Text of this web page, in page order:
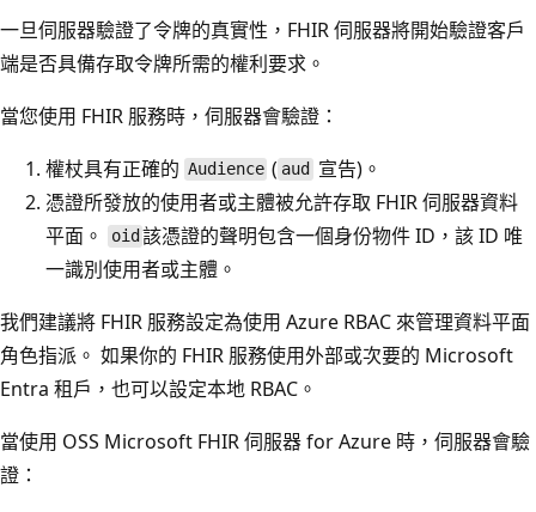
一旦伺服器驗證了令牌的真實性，FHIR 伺服器將開始驗證客戶
端是否具備存取令牌所需的權利要求。
當您使用 FHIR 服務時，伺服器會驗證：
權杖具有正確的 Audience ( aud 宣告)。
憑證所發放的使用者或主體被允許存取 FHIR 伺服器資料
平面。
oid 該憑證的聲明包含一個身份物件 ID，該 ID 唯
一識別使用者或主體。
我們建議將 FHIR 服務設定為使用 Azure RBAC 來管理資料平面
角色指派。 如果你的 FHIR 服務使用外部或次要的 Microsoft
Entra 租戶，也可以設定本地 RBAC。
當使用 OSS Microsoft FHIR 伺服器 for Azure 時，伺服器會驗
證：